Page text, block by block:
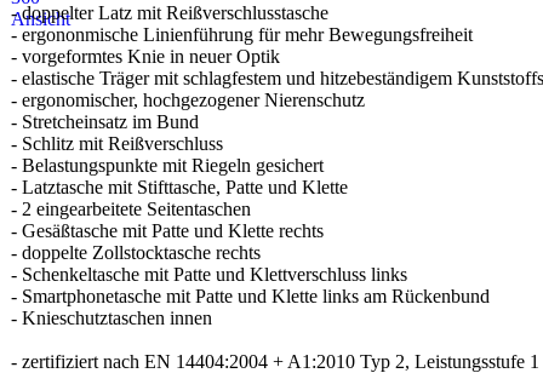
- doppelter Latz mit Reißverschlusstasche
- ergononmische Linienführung für mehr Bewegungsfreiheit
- vorgeformtes Knie in neuer Optik
- elastische Träger mit schlagfestem und hitzebeständigem
- ergonomischer, hochgezogener Nierenschutz
- Stretcheinsatz im Bund
- Schlitz mit Reißverschluss
- Belastungspunkte mit Riegeln gesichert
- Latztasche mit Stifttasche, Patte und Klette
- 2 eingearbeitete Seitentaschen
- Gesäßtasche mit Patte und Klette rechts
- doppelte Zollstocktasche rechts
- Schenkeltasche mit Patte und Klettverschluss links
- Smartphonetasche mit Patte und Klette links am Rückenbund
- Knieschutztaschen innen
- zertifiziert nach EN 14404:2004 + A1:2010 Typ 2, Leistungsstufe